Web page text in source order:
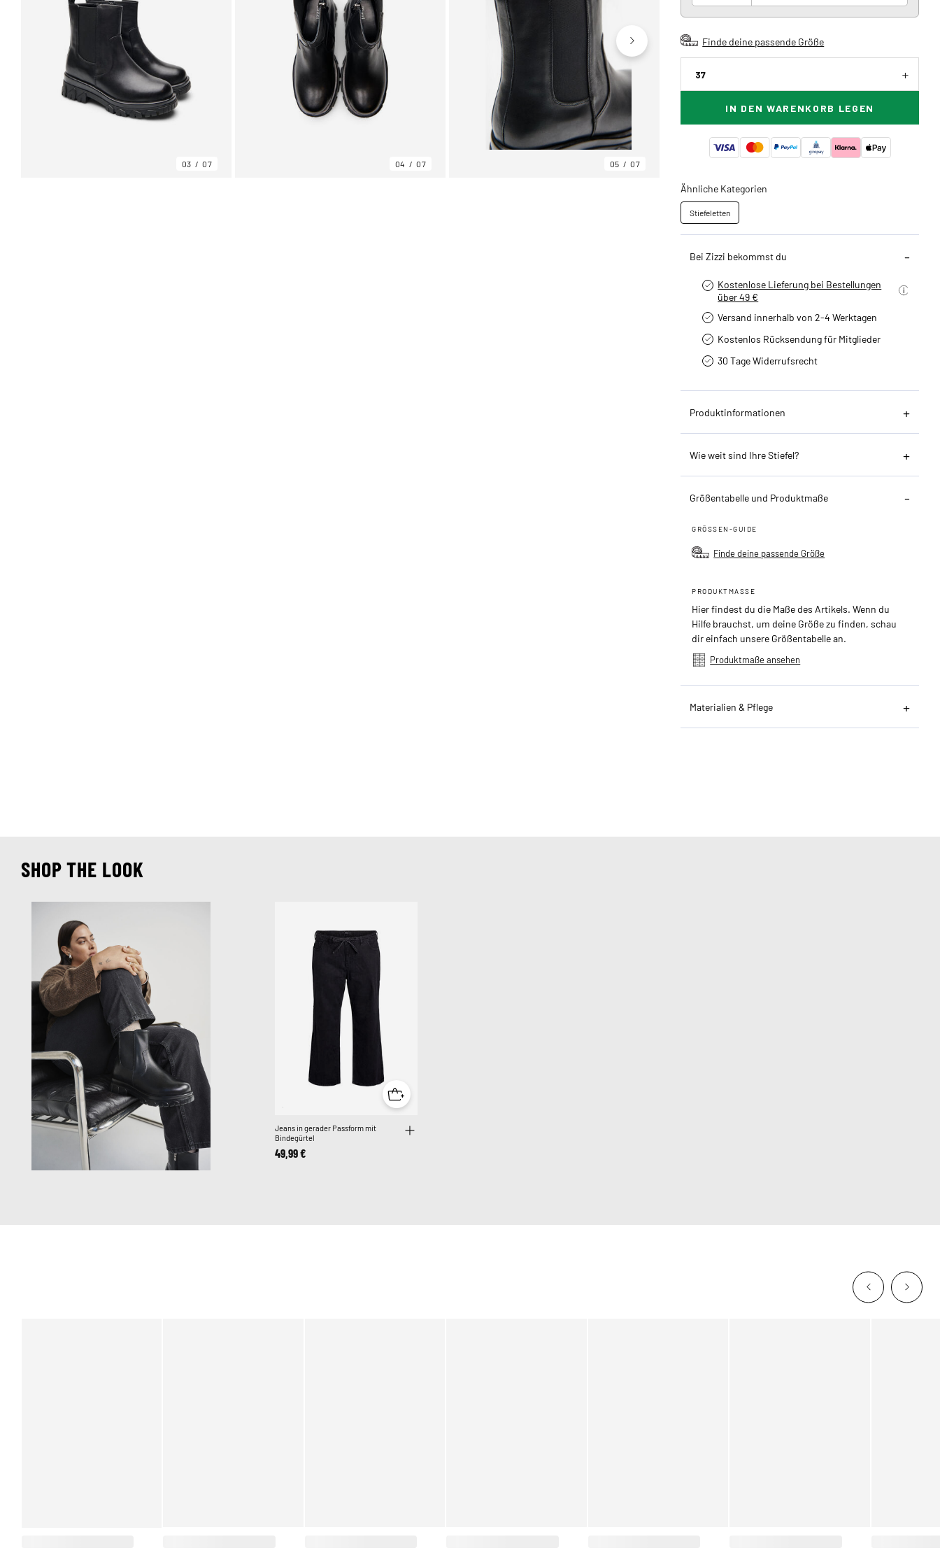
03 07 04 07 05 07
Finde deine passende Größe
37
IN DEN WARENKORB LEGEN
Ähnliche Kategorien
Stiefeletten
Bei Zizzi bekommst du
Kostenlose Lieferung bei Bestellungen
über 49 €
Versand innerhalb von 2-4 Werktagen
Kostenlos Rücksendung für Mitglieder
30 Tage Widerrufsrecht
Produktinformationen
Wie weit sind Ihre Stiefel?
Größentabelle und Produktmaße
GRÖSSEN-GUIDE
Finde deine passende Größe
PRODUKTMASSE
Hier findest du die Maße des Artikels. Wenn du
Hilfe brauchst, um deine Größe zu finden, schau
dir einfach unsere Größentabelle an.
Produktmaße ansehen
Materialien & Pflege
SHOP THE LOOK
Jeans in gerader Passform mit
Bindegürtel
49,99 €